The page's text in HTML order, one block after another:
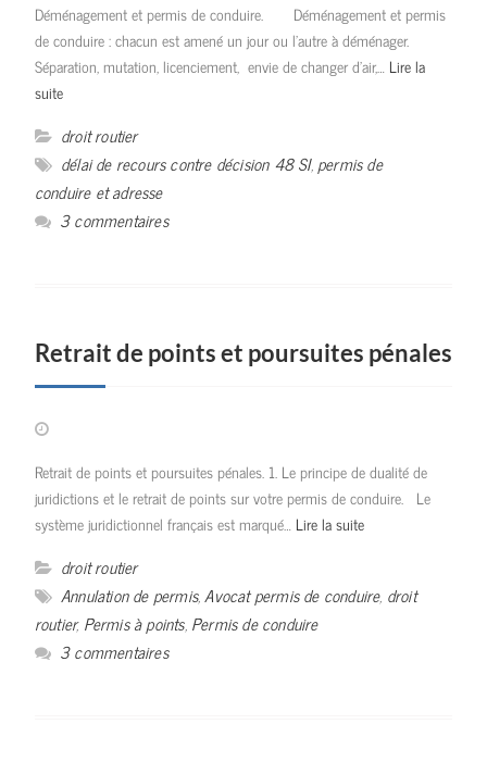
Déménagement et permis de conduire. Déménagement et permis
de conduire : chacun est amené un jour ou l’autre à déménager.
Séparation, mutation, licenciement, envie de changer d’air,… Lire la
suite
droit routier
délai de recours contre décision 48 SI,permis de
conduire et adresse
3 commentaires
Retrait de points et poursuites pénales
Retrait de points et poursuites pénales. 1. Le principe de dualité de
juridictions et le retrait de points sur votre permis de conduire. Le
système juridictionnel français est marqué… Lire la suite
droit routier
Annulation de permis,Avocat permis de conduire, droit
routier, Permis à points, Permis de conduire
3 commentaires